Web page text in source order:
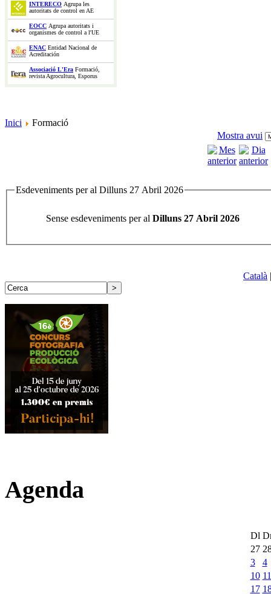
INTERECO Agrupa les
autoritats de control en AE
EOCC Agrupa autoritats i
organismes de control a l'UE
ENAC Entidad Nacional de
Acreditación
Associació L'Era Formació,
revista Agrocultura, Esporus
Inici
Formació
Mostra avui
Esdeveniments per al Dilluns 27 Abril 2026
Sense esdeveniments per al Dilluns 27 Abril 2026
Català
Agenda
Dl
27
3
4
10 11
17